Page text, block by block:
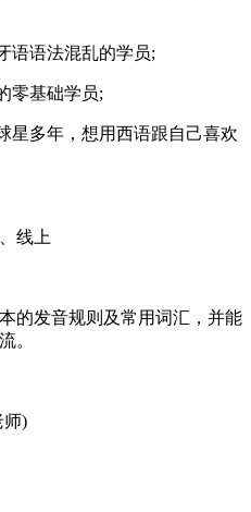
语法混乱的学员;
基础学员;
多年，想用西语跟自己喜欢
线上
发音规则及常用词汇，并能
。
)